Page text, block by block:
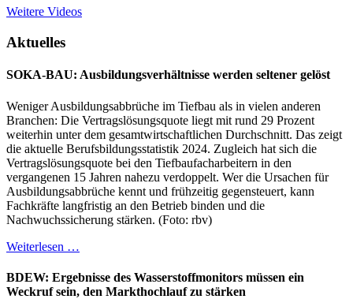
Weitere Videos
Aktuelles
SOKA-BAU: Ausbildungsverhältnisse werden seltener gelöst
Weniger Ausbildungsabbrüche im Tiefbau als in vielen anderen
Branchen: Die Vertragslösungsquote liegt mit rund 29 Prozent
weiterhin unter dem gesamtwirtschaftlichen Durchschnitt. Das zeigt
die aktuelle Berufsbildungsstatistik 2024. Zugleich hat sich die
Vertragslösungsquote bei den Tiefbaufacharbeitern in den
vergangenen 15 Jahren nahezu verdoppelt. Wer die Ursachen für
Ausbildungsabbrüche kennt und frühzeitig gegensteuert, kann
Fachkräfte langfristig an den Betrieb binden und die
Nachwuchssicherung stärken. (Foto: rbv)
Weiterlesen …
BDEW: Ergebnisse des Wasserstoffmonitors müssen ein
Weckruf sein, den Markthochlauf zu stärken